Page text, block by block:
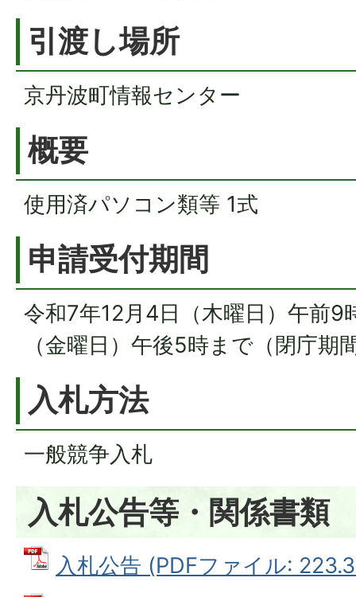
引渡し場所
京丹波町情報センター
概要
使用済パソコン類等 1式
申請受付期間
令和7年12月4日（木曜日）午前9
（金曜日）午後5時まで（閉庁期
入札方法
一般競争入札
入札公告等・関係書類
入札公告 (PDFファイル: